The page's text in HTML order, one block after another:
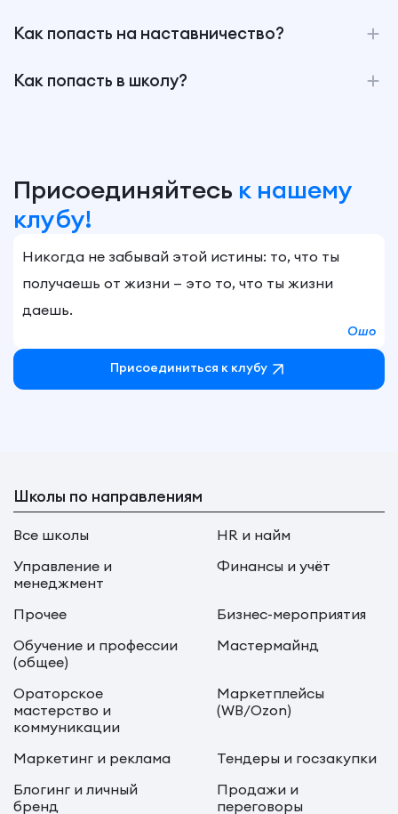
Как попасть на наставничество?
Как попасть в школу?
Присоединяйтесь к нашему
клубу!
Никогда не забывай этой истины: то, что ты
получаешь от жизни — это то, что ты жизни
даешь.
Ошо
Присоединиться к клубу
Школы по направлениям
Все школы
HR и найм
Управление и
менеджмент
Финансы и учёт
Прочее
Бизнес-мероприятия
Обучение и профессии
(общее)
Мастермайнд
Ораторское
мастерство и
коммуникации
Маркетплейсы
(WB/Ozon)
Маркетинг и реклама
Тендеры и госзакупки
Блогинг и личный
бренд
Продажи и
переговоры